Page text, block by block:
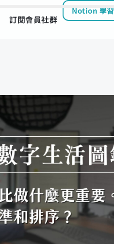
訂閱會員社群
Notion 學習